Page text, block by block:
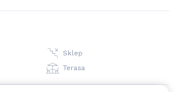
Sklep
Terasa